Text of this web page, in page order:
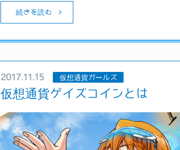
続きを読む
2017.11.15 仮想通貨ガールズ
仮想通貨ゲイズコインとは